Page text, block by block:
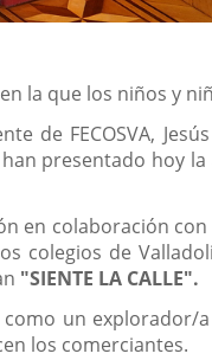
la que los niños y
de FECOSVA,
presentado hoy
en colaboración
colegios de
"SIENTE LA CALLE".
un explorador/
los comerciantes.